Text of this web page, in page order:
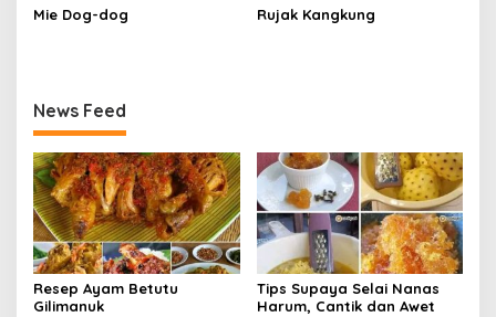
s
Mie Dog-dog Rujak Kangkung
News Feed
Resep Ayam Betutu
Gilimanuk
Tips Supaya Selai Nanas
Harum, Cantik dan Awet